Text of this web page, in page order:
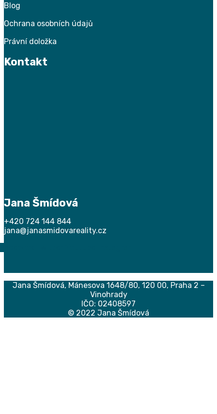
Blog
Ochrana osobních údajů
Právní doložka
Kontakt
Jana Šmídová
+420 724 144 844
jana@janasmidovareality.cz
Jana Šmídová, Mánesova 1648/80, 120 00, Praha 2 –
Vinohrady
IČO: 02408597
© 2022 Jana Šmídová